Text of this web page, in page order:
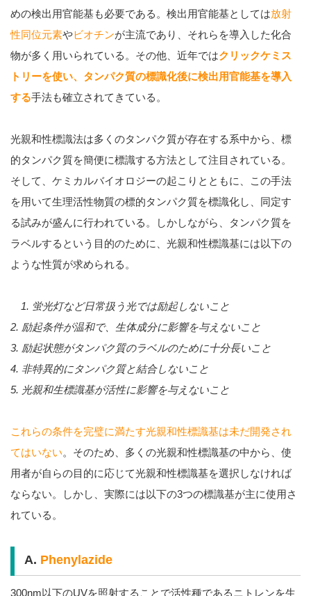
めの検出用官能基も必要である。検出用官能基としては放射
性同位元素やビオチンが主流であり、それらを導入した化合
物が多く用いられている。その他、近年ではクリックケミス
トリーを使い、タンパク質の標識化後に検出用官能基を導入
する手法も確立されてきている。
光親和性標識法は多くのタンパク質が存在する系中から、標
的タンパク質を簡便に標識する方法として注目されている。
そして、ケミカルバイオロジーの起こりとともに、この手法
を用いて生理活性物質の標的タンパク質を標識化し、同定す
る試みが盛んに行われている。しかしながら、タンパク質を
ラベルするという目的のために、光親和性標識基には以下の
ような性質が求められる。
1. 蛍光灯など日常扱う光では励起しないこと
2. 励起条件が温和で、生体成分に影響を与えないこと
3. 励起状態がタンパク質のラベルのために十分長いこと
4. 非特異的にタンパク質と結合しないこと
5. 光親和生標識基が活性に影響を与えないこと
これらの条件を完璧に満たす光親和性標識基は未だ開発され
てはいない。そのため、多くの光親和性標識基の中から、使
用者が自らの目的に応じて光親和性標識基を選択しなければ
ならない。しかし、実際には以下の3つの標識基が主に使用さ
れている。
A. Phenylazide
300nm以下のUVを照射することで活性種であるニトレンを生